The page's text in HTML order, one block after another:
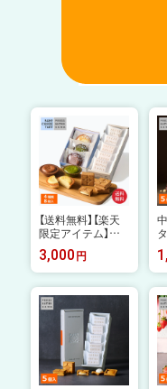
【送料無料】【楽天
限定アイテム】バ
ターサンド 5個 &
チーズタルト 3P
食べ比べセット
【公式】中元 夏ギフ
ト 2026 個包装 プ
チギフト お配り
お取り寄せ プレゼ
ント 高級 手土産
3,000 円